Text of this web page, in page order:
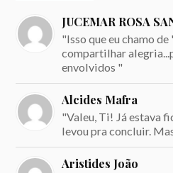
JUCEMAR ROSA
"Isso que eu chamo
compartilhar
envolvidos "
Alcides Mafra
"Valeu, Ti! Já estava
levou pra concluir.
Aristides João